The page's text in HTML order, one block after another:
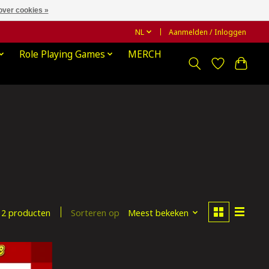
NL Aanmelden / Inloggen
Role Playing Games MERCH
2 producten Sorteren op Meest bekeken
cookies »